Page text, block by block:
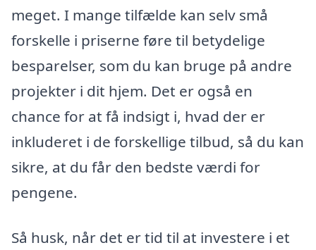
meget. I mange tilfælde kan selv små
forskelle i priserne føre til betydelige
besparelser, som du kan bruge på andre
projekter i dit hjem. Det er også en
chance for at få indsigt i, hvad der er
inkluderet i de forskellige tilbud, så du kan
sikre, at du får den bedste værdi for
pengene.
Så husk, når det er tid til at investere i et